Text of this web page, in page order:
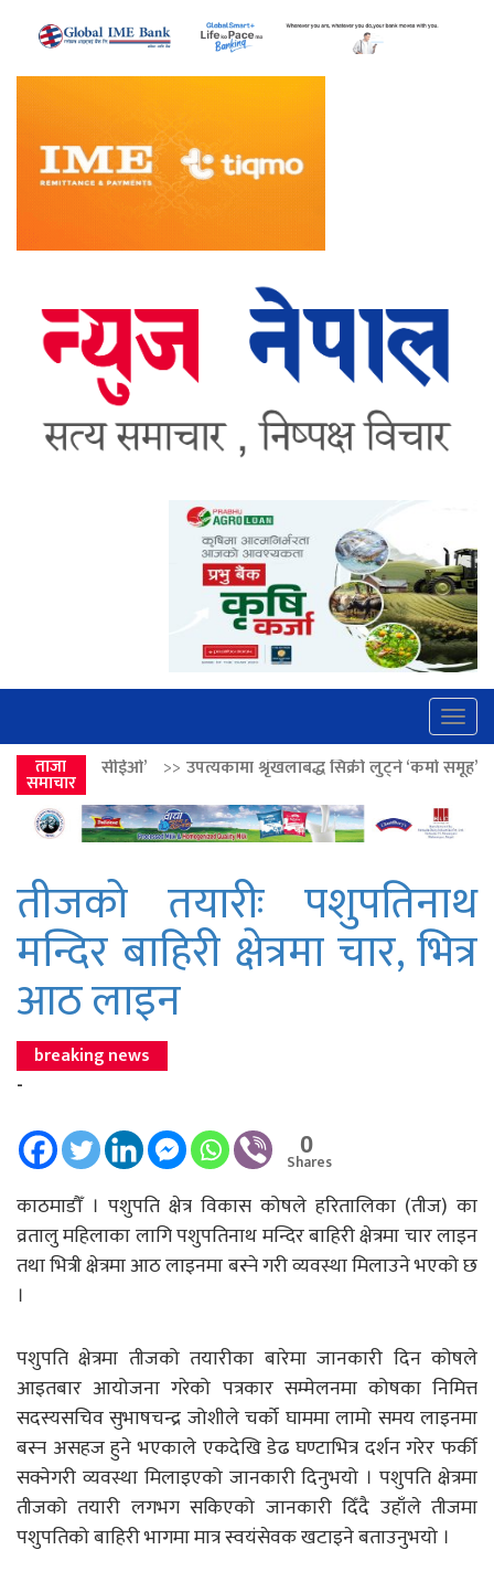
ताजा
समाचार
उपत्यकामा श्रृंखलाबद्ध सिक्री लुट्ने ‘कर्मा समूह’का नाइकेसहित पाँच पक्राउ
तीजको तयारीः पशुपतिनाथ
मन्दिर बाहिरी क्षेत्रमा चार, भित्र
आठ लाइन
breaking news
-
0
Shares
काठमाडौँ । पशुपति क्षेत्र विकास कोषले हरितालिका (तीज) का
व्रतालु महिलाका लागि पशुपतिनाथ मन्दिर बाहिरी क्षेत्रमा चार लाइन
तथा भित्री क्षेत्रमा आठ लाइनमा बस्ने गरी व्यवस्था मिलाउने भएको छ
।
पशुपति क्षेत्रमा तीजको तयारीका बारेमा जानकारी दिन कोषले
आइतबार आयोजना गरेको पत्रकार सम्मेलनमा कोषका निमित्त
सदस्यसचिव सुभाषचन्द्र जोशीले चर्को घाममा लामो समय लाइनमा
बस्न असहज हुने भएकाले एकदेखि डेढ घण्टाभित्र दर्शन गरेर फर्की
सक्नेगरी व्यवस्था मिलाइएको जानकारी दिनुभयो । पशुपति क्षेत्रमा
तीजको तयारी लगभग सकिएको जानकारी दिँदै उहाँले तीजमा
पशुपतिको बाहिरी भागमा मात्र स्वयंसेवक खटाइने बताउनुभयो ।